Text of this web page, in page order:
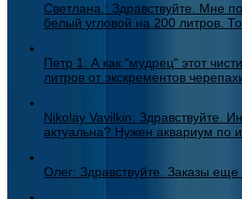
Светлана.: Здравствуйте. Мне
белый угловой на 200 литров.
Петр 1: А как "мудрец" этот
литров от экскрементов
Nikolay Vavilkin: Здравствуйте.
актуальна? Нужен аквариум по
Олег: Здравствуйте. Заказы еще